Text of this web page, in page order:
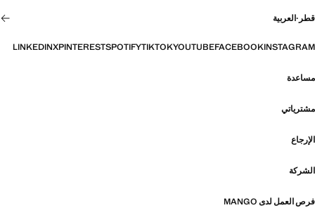
قطر ·العربية
INSTAGRAM
FACEBOOK
YOUTUBE
TIKTOK
SPOTIFY
PINTEREST
X
LINKEDIN
مساعدة
مشترياتي
الإرجاع
الشركة
فرص العمل لدى MANGO